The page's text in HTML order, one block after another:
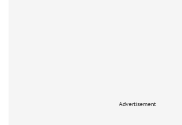
Advertisement